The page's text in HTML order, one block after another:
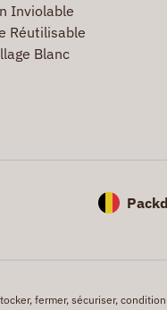
Inviolable
Réutilisable
Blanc
fermer, sécuriser,